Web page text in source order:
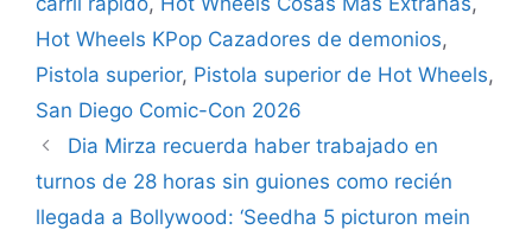
Hot Wheels KPop Cazadores de demonios,
Pistola superior, Pistola superior de Hot Wheels,
San Diego Comic-Con 2026
Dia Mirza recuerda haber trabajado en
turnos de 28 horas sin guiones como recién
llegada a Bollywood: ‘Seedha 5 picturon mein